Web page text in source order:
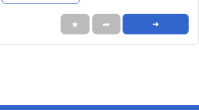
★ ➦ ➜